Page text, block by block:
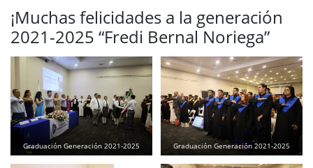
¡Muchas felicidades a la generación
2021-2025 “Fredi Bernal Noriega”
Graduación Generación 2021-2025 Graduación Generación 2021-2025